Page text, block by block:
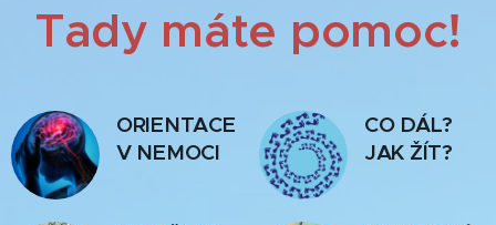
Tady máte pomoc!
ORIENTACE
V NEMOCI
CO DÁL?
JAK ŽÍT?